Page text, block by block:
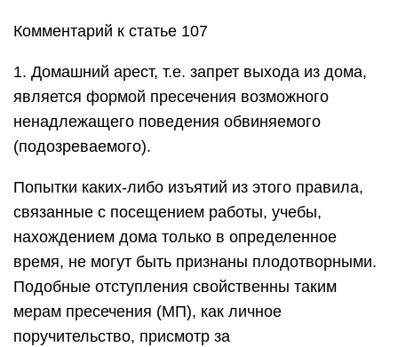
Комментарий к статье 107
1. Домашний арест, т.е. запрет выхода из дома,
является формой пресечения возможного
ненадлежащего поведения обвиняемого
(подозреваемого).
Попытки каких-либо изъятий из этого правила,
связанные с посещением работы, учебы,
нахождением дома только в определенное
время, не могут быть признаны плодотворными.
Подобные отступления свойственны таким
мерам пресечения (МП), как личное
поручительство, присмотр за